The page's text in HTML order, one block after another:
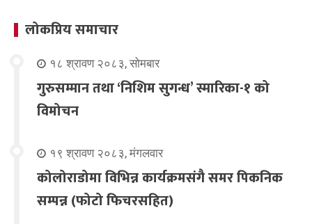
लोकप्रिय समाचार
१८ श्रावण २०८३, सोमबार
गुरुसम्मान तथा ‘निशिम सुगन्ध’ स्मारिका-१ को
विमोचन
१९ श्रावण २०८३, मंगलवार
कोलोराडोमा विभिन्न कार्यक्रमसंगै समर पिकनिक
सम्पन्न (फोटो फिचरसहित)